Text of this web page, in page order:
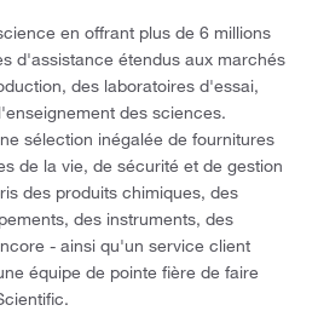
en offrant plus de 6 millions
d'assistance étendus aux marchés
des laboratoires d'essai,
des sciences.
sélection inégalée de fournitures
de la vie, de sécurité et de gestion
des produits chimiques, des
des instruments, des
- ainsi qu'un service client
équipe de pointe fière de faire